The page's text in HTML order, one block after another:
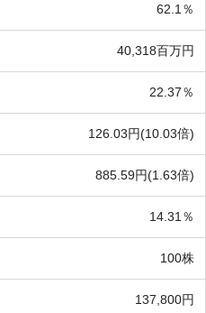
62.1％
40,318百万円
22.37％
126.03円(10.03倍)
885.59円(1.63倍)
14.31％
100株
137,800円